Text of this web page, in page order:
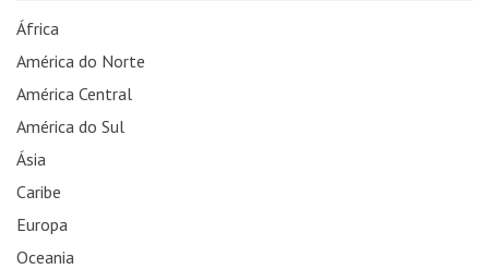
África
América do Norte
América Central
América do Sul
Ásia
Caribe
Europa
Oceania